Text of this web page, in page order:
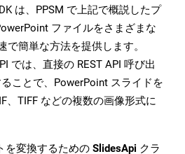
は、PPSM で上記で概説したプ
ファイルをさまざまな
で簡単な方法を提供します。
では、直接の REST API 呼び出
ことで、PowerPoint スライドを
、TIFF などの複数の画像形式に
を変換するための SlidesApi クラ